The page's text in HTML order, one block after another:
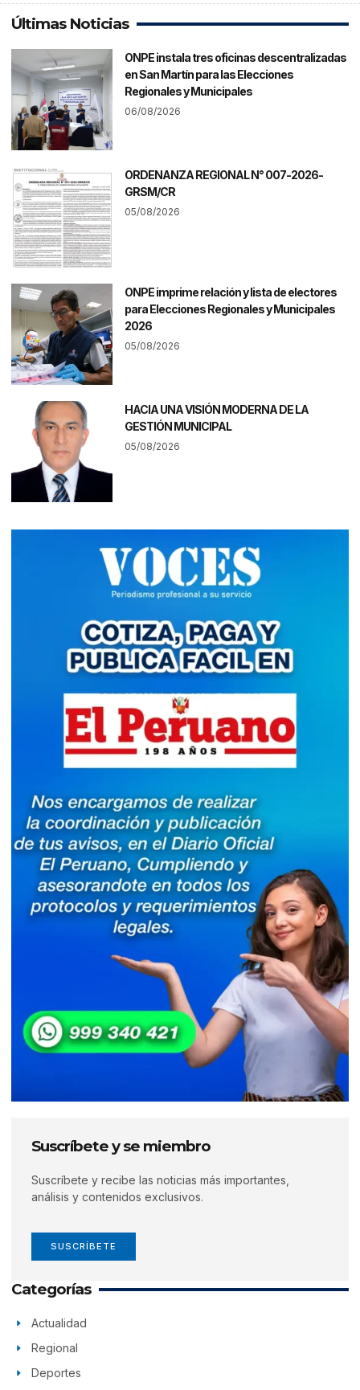
Últimas Noticias
ONPE instala tres oficinas descentralizadas
en San Martín para las Elecciones
Regionales y Municipales
06/08/2026
ORDENANZA REGIONAL N° 007-2026-
GRSM/CR
05/08/2026
ONPE imprime relación y lista de electores
para Elecciones Regionales y Municipales
2026
05/08/2026
HACIA UNA VISIÓN MODERNA DE LA
GESTIÓN MUNICIPAL
05/08/2026
Suscríbete y se miembro
Suscríbete y recibe las noticias más importantes,
análisis y contenidos exclusivos.
SUSCRÍBETE
Categorías
Actualidad
Regional
Deportes